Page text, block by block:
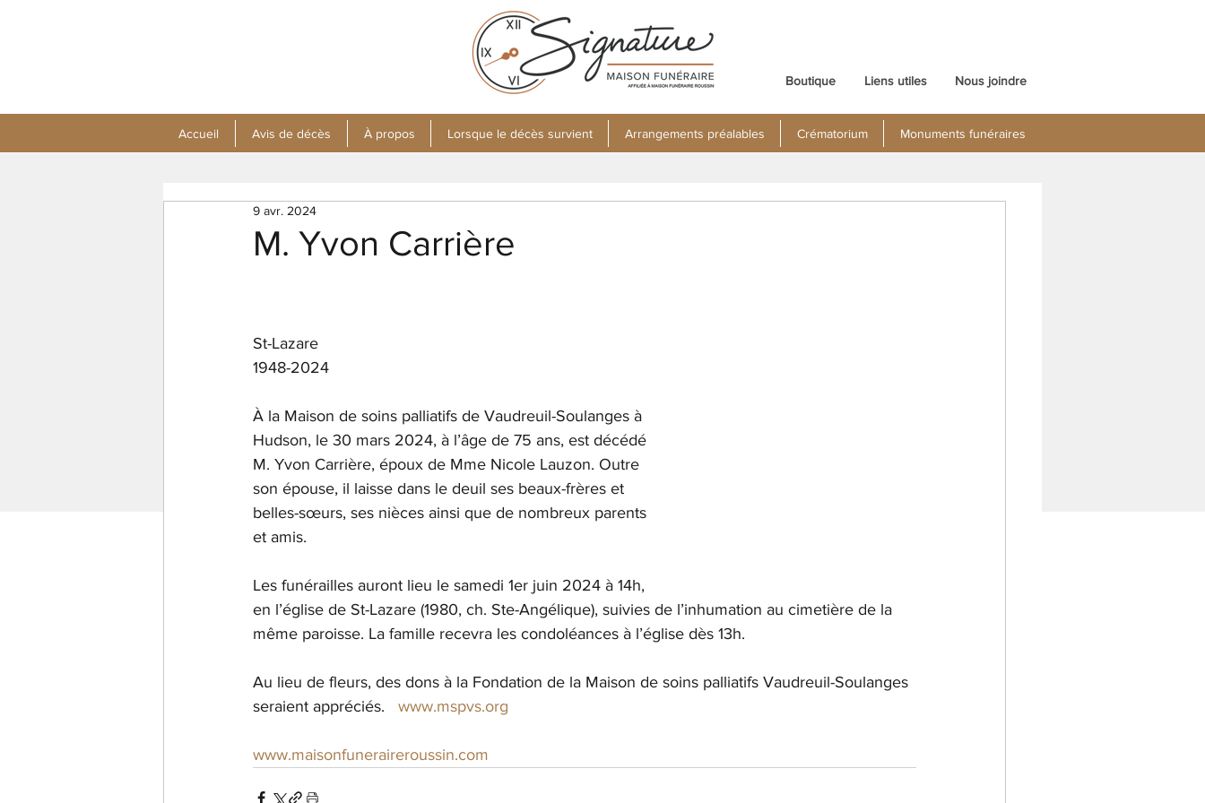
Boutique Liens utiles Nous joindre
Accueil Avis de décès À propos Lorsque le décès survient Arrangements préalables Crématorium Monuments funéraires
M. Yvon Carrière
9 avr. 2024
St-Lazare
1948-2024
À la Maison de soins palliatifs de Vaudreuil-Soulanges à
Hudson, le 30 mars 2024, à l’âge de 75 ans, est décédé
M. Yvon Carrière, époux de Mme Nicole Lauzon. Outre
son épouse, il laisse dans le deuil ses beaux-frères et
belles-sœurs, ses nièces ainsi que de nombreux parents
et amis.
Les funérailles auront lieu le samedi 1er juin 2024 à 14h,
en l’église de St-Lazare (1980, ch. Ste-Angélique), suivies de l’inhumation au cimetière de la
même paroisse. La famille recevra les condoléances à l’église dès 13h.
Au lieu de fleurs, des dons à la Fondation de la Maison de soins palliatifs Vaudreuil-Soulanges
seraient appréciés.
www.mspvs.org
www.maisonfuneraireroussin.com